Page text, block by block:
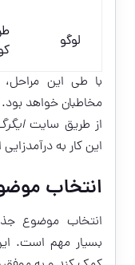
لوگو
با طی این
مخاطبان خواهد
از طریق سایت
این کار به
انتخاب
انتخاب موضوع
بسیار مهم است.